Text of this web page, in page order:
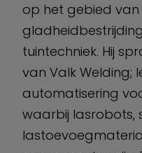
op het gebied van
tuintechniek. Hij
van Valk Welding;
automatisering
waarbij lasrobots,